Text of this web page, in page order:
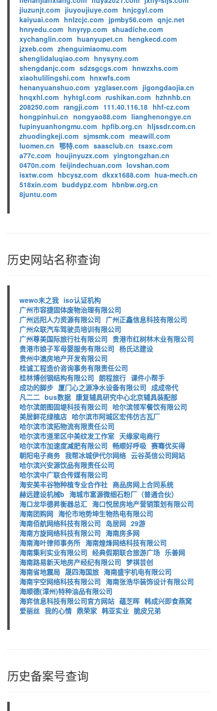
jiuzunjt.com jiuyoujiuye.com hnjcgyl.com
kaiyuai.com hnlzcjc.com jpmby56.com qnjc.net
hnryedu.com hnyryp.com shuadiche.com
xychanglin.com huanyupet.cn hengkecd.com
jzxeb.com zhenguimiaomu.com
shenglidaluqiao.com hnysyny.com
shengdanjc.com sdzsgcgs.com hnwzxhs.com
xiaohulilingshi.com hnxwfs.com
henanyuanshuo.com yzglaser.com jigongdaojia.cn
hnqxhl.com hyhtgl.com rushikan.com hzhnhb.cn
208250.com rangji.com 111.40.116.18 hhf-cz.com
hongpinhui.cn nongyao88.com lianghenongye.cn
fupinyuanhongmu.com hpfib.org.cn hljssdr.com.cn
zhuodingkeji.com sjmsmk.com meawill.com
luomen.cn 鄂特.com saasclub.cn tsaxc.com
a77c.com houjinyuzx.com yingtongzhan.cn
0470n.com feijindechuan.com lovshan.com
isxtw.com hbcysz.com dkxx1688.com hua-mech.cn
518xin.com buddypz.com hbnbw.org.cn
8juntu.com
历史网站名称查询
wewo未之我 iso认证机构
广州市容捷固体废物治理有限公司
广州远阳人力资源有限公司 广州正鑫信息科技有限公司
广州众联汽车驾驶员培训有限公司
广州尊美国际旅行社有限公司 贵港市红树林木业有限公司
贵港市娘子军母婴服务有限公司 杨氏达建设
贵州中澳房地产开发有限公司
桂诚工程造价咨询事务有限责任公司
桂林博创钢结构有限公司 朗程旅行 课件小帮手
成功的脚步 厦门心之源净水设备有限公司 成成帝代
凡二二 bus数据 康复辅具研究中心北京辅具装配部
哈尔滨朗图固堤科技有限公司 哈尔滨领军餐饮有限公司
美居鲜花绿植店 哈尔滨市阿城区宏伟仿古瓦厂
哈尔滨市滨拓物流有限责任公司
哈尔滨市道里区中美纹发工作室 天缘家电商行
哈尔滨市加速度减肥有限公司 畅顺好呼吸 赛骞优买得
朝阳电子商务 我帮冰城伊代尔网络 云谷英信公司网站
哈尔滨兴安源饮品有限责任公司
哈尔滨中广联合传媒有限公司
海安美丰谷物种植专业合作社 商品房网上合同系统
赫远建设机械b 海城市富源微细石粉厂（普通合伙）
海口龙华德昇衡器总汇 海口悦居房地产营销策划有限公司
海南团购网 海伦市地势坤生物热电有限公司
海南佰航网络科技有限公司 岛居网 29游
海南方旋网络科技有限公司 海南房多网
海南海叶律师事务所 海南煌烽网络科技有限公司
海南集利实业有限公司 经典假期联合旅游广场 乐善网
海南路易新天地房产经纪有限公司 梦祺芸创
海南省地震局 晟四海国旅 海南盛宇机电有限公司
海南宇空网络科技有限公司 海南张浩华装饰设计有限公司
海顺德(漳州)特种油品有限公司
海弈信息科技有限公司官方网站 蕴芝晖 韩成兴即食燕窝
爱丽丝 我的心情 鼎荣家 韩亚实业 脆皮兄弟
历史备案号查询